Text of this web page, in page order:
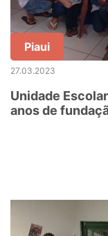
Piaui
27.03.2023
Unidade
anos de